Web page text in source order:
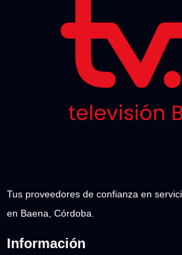
Tus proveedores de confianza en
en Baena, Córdoba.
Información